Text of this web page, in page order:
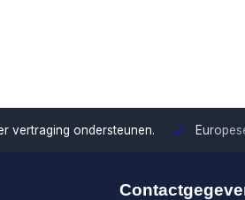
vertraging ondersteunen.